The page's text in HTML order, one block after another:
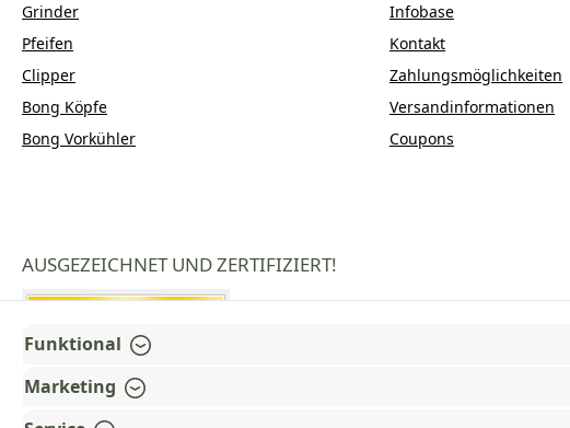
Grinder
Pfeifen
Clipper
Bong Köpfe
Bong Vorkühler
Infobase
Kontakt
Zahlungsmöglichkeiten
Versandinformationen
Coupons
AUSGEZEICHNET UND ZERTIFIZIERT!
Funktional
Marketing